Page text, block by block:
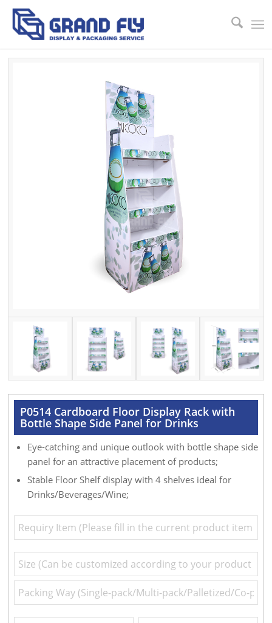
P0514 Cardboard Floor Display Rack with
Bottle Shape Side Panel for Drinks
Eye-catching and unique outlook with bottle shape side
panel for an attractive placement of products;
Stable Floor Shelf display with 4 shelves ideal for
Drinks/Beverages/Wine;